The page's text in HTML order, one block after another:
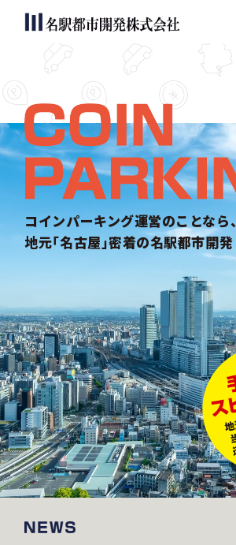
サービス内容
会社案内
お問い合わせ
コインパーキング運営のことなら、
地元｢名古屋｣密着の名駅都市開発